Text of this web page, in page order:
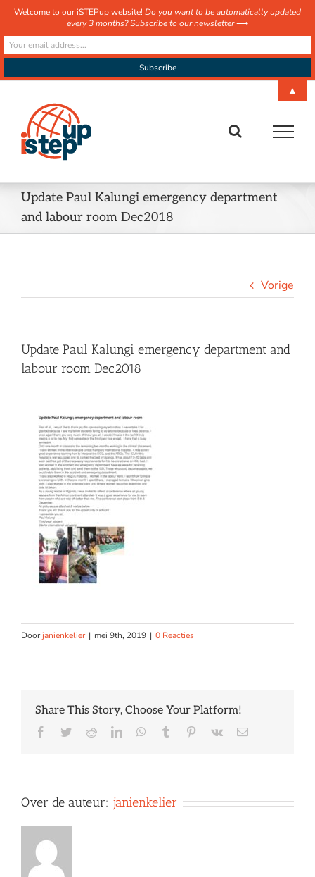
inhoud
Update Paul Kalungi emergency department
and labour room Dec2018
Vorige
Update Paul Kalungi emergency department and
labour room Dec2018
Doorjanienkelier | mei 9th, 2019 | 0 Reacties
Share This Story, Choose Your Platform!
Facebook
TwitterRedditLinkedInWhatsApp
Tumblr Pinterest
Vk
E-
Over de auteur: janienkelier
Welcome to our iSTEPup website! Do you want to be automatically updated
every 3 months? Subscribe to our newsletter⟶
▲